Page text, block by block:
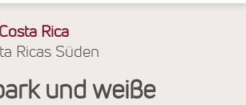
Rica
Ricas Süden
und weiße